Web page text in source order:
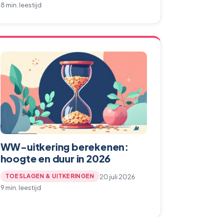
8 min. leestijd
WW-uitkering berekenen:
hoogte en duur in 2026
TOESLAGEN & UITKERINGEN
20 juli 2026
9 min. leestijd